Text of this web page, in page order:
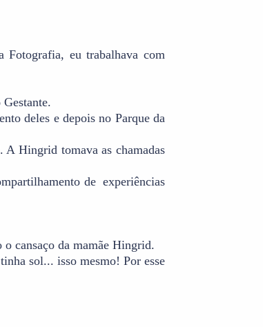
Fotografia, eu trabalhava com
deles e depois no Parque da
Hingrid tomava as chamadas
de experiências
cansaço da mamãe Hingrid.
sol... isso mesmo! Por esse